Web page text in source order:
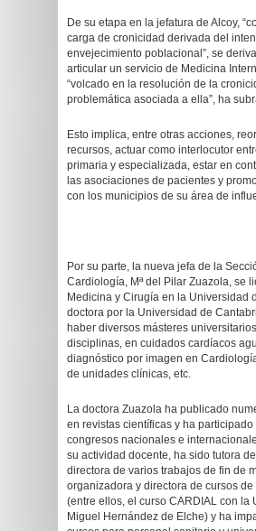
De su etapa en la jefatura de Alcoy,
carga de cronicidad derivada del
envejecimiento poblacional”, se
articular un servicio de Medicina
“volcado en la resolución de la
problemática asociada a ella”, ha
Esto implica, entre otras acciones,
recursos, actuar como interlocutor
primaria y especializada, estar en
las asociaciones de pacientes y
con los municipios de su área de
Por su parte, la nueva jefa de la
Cardiología, Mª del Pilar Zuazola, se
Medicina y Cirugía en la Universidad
doctora por la Universidad de
haber diversos másteres
disciplinas, en cuidados cardíacos
diagnóstico por imagen en
de unidades clínicas, etc.
La doctora Zuazola ha publicado
en revistas científicas y ha
congresos nacionales e
su actividad docente, ha sido tutora
directora de varios trabajos de fin de
organizadora y directora de cursos
(entre ellos, el curso CARDIAL con la
Miguel Hernández de Elche) y ha